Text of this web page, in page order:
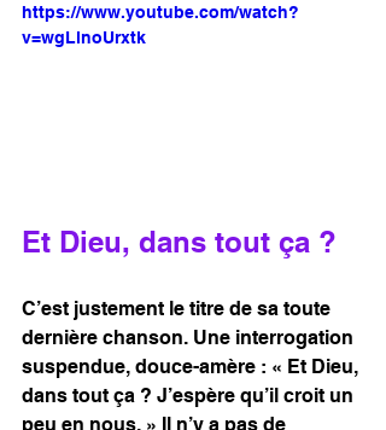
https://www.youtube.com/watch?
v=wgLlnoUrxtk
Et Dieu, dans tout ça ?
C’est justement le titre de sa toute
dernière chanson. Une interrogation
suspendue, douce-amère : « Et Dieu,
dans tout ça ? J’espère qu’il croit un
peu en nous. » Il n’y a pas de